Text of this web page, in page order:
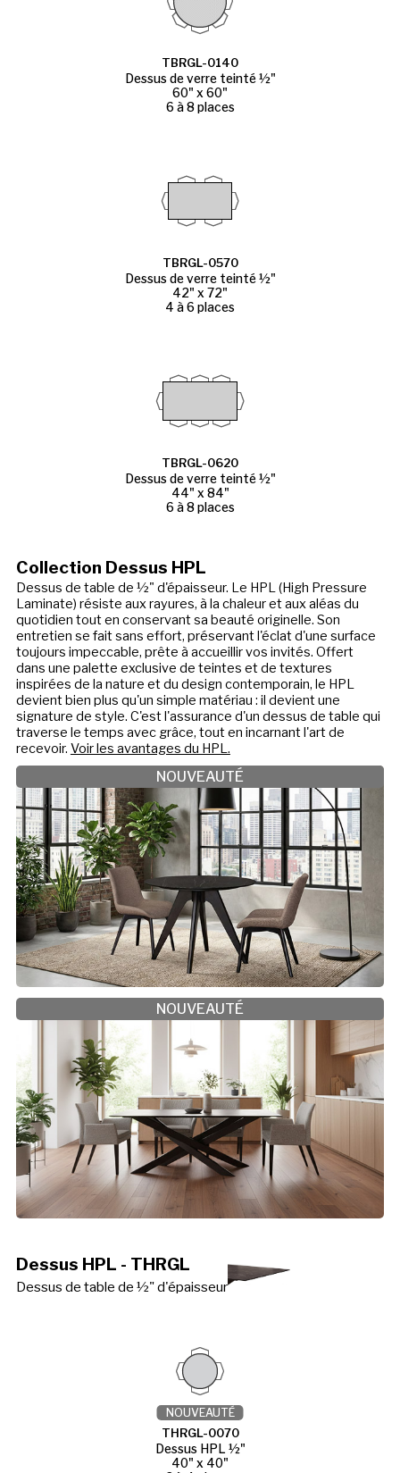
TBRGL-0140
Dessus de verre teinté ½"
60" x 60"
6 à 8 places
TBRGL-0570
Dessus de verre teinté ½"
42" x 72"
4 à 6 places
TBRGL-0620
Dessus de verre teinté ½"
44" x 84"
6 à 8 places
Collection Dessus HPL
Dessus de table de ½" d'épaisseur. Le HPL (High Pressure
Laminate) résiste aux rayures, à la chaleur et aux aléas du
quotidien tout en conservant sa beauté originelle. Son
entretien se fait sans effort, préservant l'éclat d'une surface
toujours impeccable, prête à accueillir vos invités. Offert
dans une palette exclusive de teintes et de textures
inspirées de la nature et du design contemporain, le HPL
devient bien plus qu'un simple matériau : il devient une
signature de style. C'est l'assurance d'un dessus de table qui
traverse le temps avec grâce, tout en incarnant l'art de
recevoir. Voir les avantages du HPL.
NOUVEAUTÉ
NOUVEAUTÉ
Dessus HPL - THRGL
Dessus de table de ½" d'épaisseur
THRGL-0070
Dessus HPL ½"
40" x 40"
NOUVEAUTÉ